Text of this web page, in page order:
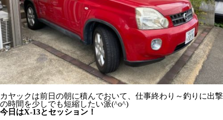
カヤックは前日の朝に積んでおいて、仕事終わり～釣りに出撃
の時間を少しでも短縮したい派(^o^)
今日はX-13とセッション！